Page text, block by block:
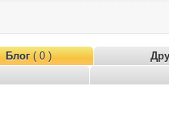
Блог( 0 )